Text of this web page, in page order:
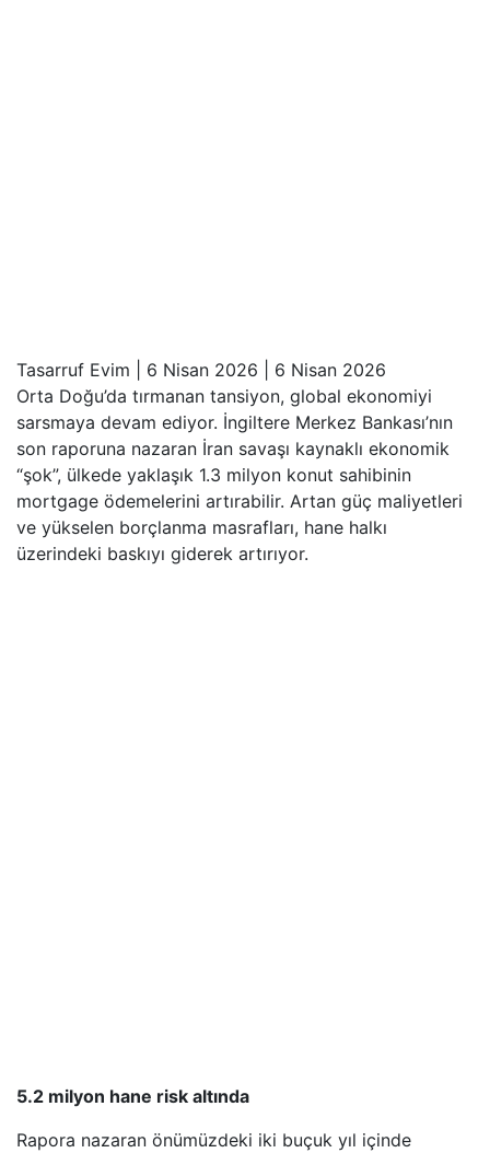
Tasarruf Evim 6 Nisan 2026
6 Nisan 2026
Orta Doğu’da tırmanan tansiyon, global ekonomiyi
sarsmaya devam ediyor. İngiltere Merkez Bankası’nın
son raporuna nazaran İran savaşı kaynaklı ekonomik
“şok”, ülkede yaklaşık 1.3 milyon konut sahibinin
mortgage ödemelerini artırabilir. Artan güç maliyetleri
ve yükselen borçlanma masrafları, hane halkı
üzerindeki baskıyı giderek artırıyor.
5.2 milyon hane risk altında
Rapora nazaran önümüzdeki iki buçuk yıl içinde